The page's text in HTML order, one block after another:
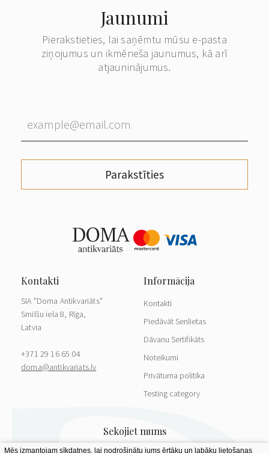
Jaunumi
Pierakstieties, lai saņēmtu mūsu e-pasta
ziņojumus un ikmēneša jaunumus, kā arī
atjauninājumus.
Parakstīties
SIA "Doma Antikvariāts"
Smilšu iela 8, Rīga,
Latvia
+371 29 16 65 04
doma@antikvariats.lv
Kontakti
Piedāvāt Senlietas
Dāvanu Sertifikāts
Noteikumi
Privātuma politika
Testing category
Mēs izmantojam sīkdatnes, lai nodrošinātu jums ērtāku un labāku lietošanas